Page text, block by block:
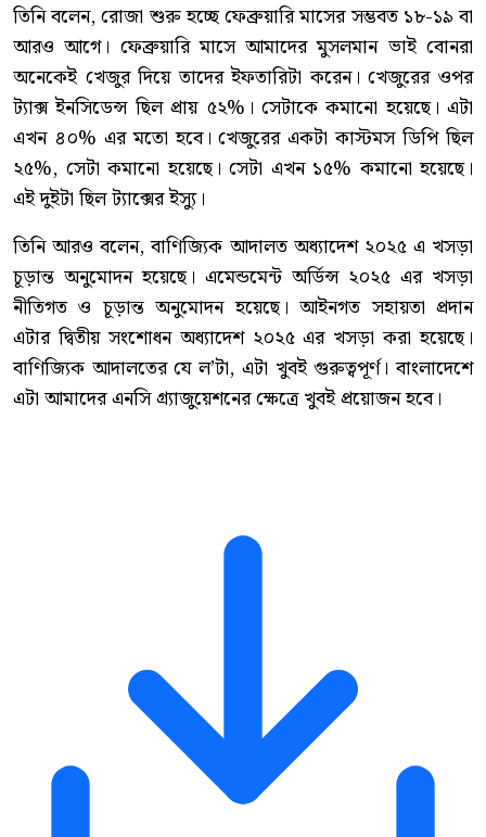
তিনি বলেন, রোজা শুরু হচ্ছে ফেব্রুয়ারি মাসের সম্ভবত ১৮-১৯ বা
আরও আগে। ফেব্রুয়ারি মাসে আমাদের মুসলমান ভাই বোনরা
অনেকেই খেজুর দিয়ে তাদের ইফতারিটা করেন। খেজুরের ওপর
ট্যাক্স ইনসিডেন্স ছিল প্রায় ৫২%। সেটাকে কমানো হয়েছে। এটা
এখন ৪০% এর মতো হবে। খেজুরের একটা কাস্টমস ডিপি ছিল
২৫%, সেটা কমানো হয়েছে। সেটা এখন ১৫% কমানো হয়েছে।
এই দুইটা ছিল ট্যাক্সের ইস্যু।
তিনি আরও বলেন, বাণিজ্যিক আদালত অধ্যাদেশ ২০২৫ এ খসড়া
চূড়ান্ত অনুমোদন হয়েছে। এমেন্ডমেন্ট অর্ডিন্স ২০২৫ এর খসড়া
নীতিগত ও চূড়ান্ত অনুমোদন হয়েছে। আইনগত সহায়তা প্রদান
এটার দ্বিতীয় সংশোধন অধ্যাদেশ ২০২৫ এর খসড়া করা হয়েছে।
বাণিজ্যিক আদালতের যে ল’টা, এটা খুবই গুরুত্বপূর্ণ। বাংলাদেশে
এটা আমাদের এনসি গ্র্যাজুয়েশনের ক্ষেত্রে খুবই প্রয়োজন হবে।